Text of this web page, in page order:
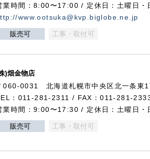
業時間：8:00〜17:00 / 定休日：土曜日・
www.ootsuka@kvp.biglobe.ne.jp
販売可 工事・取付可
)畑金物店
060-0031 北海道札幌市中央区北一条東1
：011-281-2311 / FAX：011-281-
業時間：9:00〜17:30 / 定休日：土曜日・
販売可 工事・取付可